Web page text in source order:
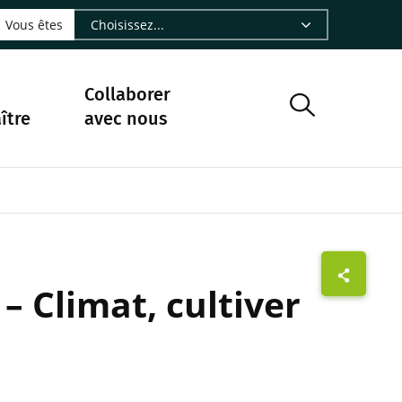
- CIRAD
Facebook - CIRAD
sur Instagram - CIRAD
sur Youtube - CIRAD
suivre sur Bluesky - CIRAD
Nourrir le vivant, le podcast du Cirad - CIRAD
Nous contacter par courriel - CIRAD
la page Flux RSS - CIRAD
Vous êtes
Collaborer
avec nous
Climat, cultiver